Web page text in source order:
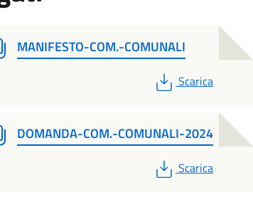
MANIFESTO-COM.-COMUNALI
PDF
Scarica
DOMANDA-COM.-COMUNALI-2024
PDF
Scarica